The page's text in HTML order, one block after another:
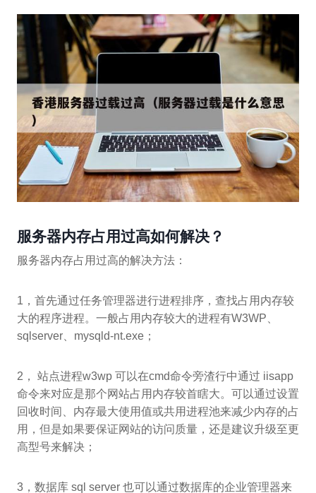
服务器内存占用过高如何解决？
服务器内存占用过高的解决方法：
1，首先通过任务管理器进行进程排序，查找占用内存较
大的程序进程。一般占用内存较大的进程有W3WP、
sqlserver、mysqld-nt.exe；
2， 站点进程w3wp 可以在cmd命令旁渣行中通过 iisapp
命令来对应是那个网站占用内存较首瞎大。可以通过设置
回收时间、内存最大使用值或共用进程池来减少内存的占
用，但是如果要保证网站的访问质量，还是建议升级至更
高型号来解决；
3，数据库 sql server 也可以通过数据库的企业管理器来